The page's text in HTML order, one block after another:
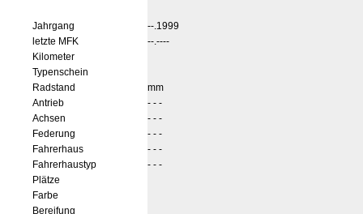
Jahrgang
--.1999
letzte MFK
--.----
Kilometer
Typenschein
Radstand
mm
Antrieb
- - -
Achsen
- - -
Federung
- - -
Fahrerhaus
- - -
Fahrerhaustyp
- - -
Plätze
Farbe
Bereifung